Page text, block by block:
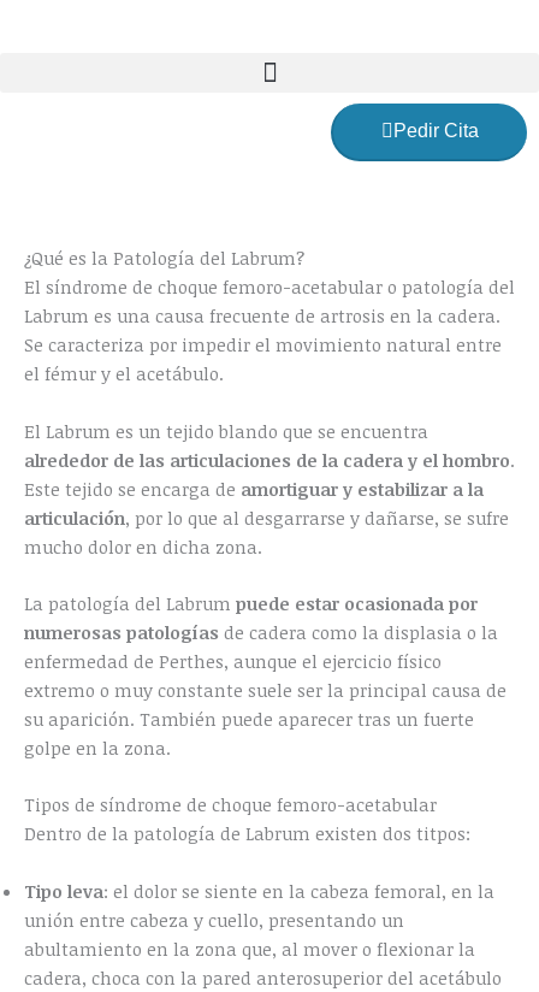
Pedir Cita
¿Qué es la Patología del Labrum?
El síndrome de choque femoro-acetabular o patología del
Labrum es una causa frecuente de artrosis en la cadera.
Se caracteriza por impedir el movimiento natural entre
el fémur y el acetábulo.
El Labrum es un tejido blando que se encuentra
alrededor de las articulaciones de la cadera y el hombro.
Este tejido se encarga de amortiguar y estabilizar a la
articulación, por lo que al desgarrarse y dañarse, se sufre
mucho dolor en dicha zona.
La patología del Labrum puede estar ocasionada por
numerosas patologías de cadera como la displasia o la
enfermedad de Perthes, aunque el ejercicio físico
extremo o muy constante suele ser la principal causa de
su aparición. También puede aparecer tras un fuerte
golpe en la zona.
Tipos de síndrome de choque femoro-acetabular
Dentro de la patología de Labrum existen dos titpos:
Tipo leva: el dolor se siente en la cabeza femoral, en la
unión entre cabeza y cuello, presentando un
abultamiento en la zona que, al mover o flexionar la
cadera, choca con la pared anterosuperior del acetábulo